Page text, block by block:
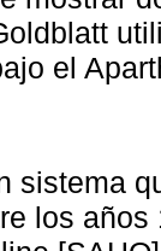
el
sistema
los